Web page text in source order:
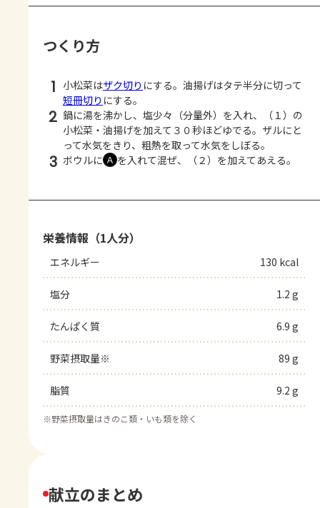
つくり方
1 小松菜はザク切り にする。油揚げはタテ半分に切って
短冊切り にする。
2 鍋に湯を沸かし、塩少々（分量外）を入れ、（１）の
小松菜・油揚げを加えて３０秒ほどゆでる。ザルにと
って水気をきり、粗熱を取って水気をしぼる。
3 ボウルに Ａ を入れて混ぜ、（２）を加えてあえる。
栄養情報（1人分）
エネルギー 130 kcal
塩分 1.2 g
たんぱく質 6.9 g
野菜摂取量※ 89 g
脂質 9.2 g
※野菜摂取量はきのこ類・いも類を除く
献立のまとめ